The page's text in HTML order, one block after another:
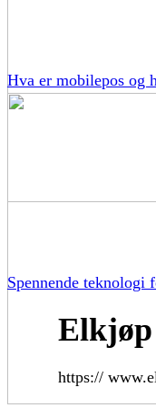
Hva er mobilepos og
Spennende teknologi
https://